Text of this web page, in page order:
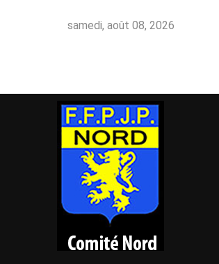
samedi, août 08, 2026